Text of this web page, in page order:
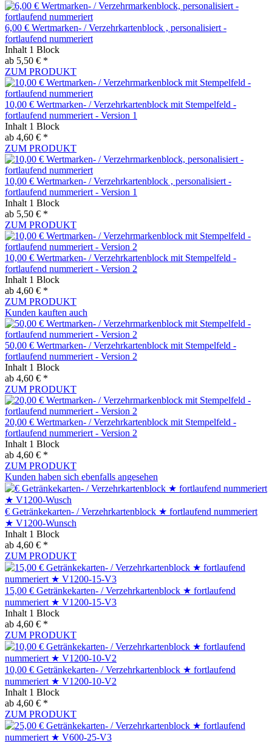
6,00 € Wertmarken- / Verzehrkartenblock , personalisiert -
fortlaufend nummeriert
Inhalt 1 Block
ab 5,50 € *
ZUM PRODUKT
10,00 € Wertmarken- / Verzehrkartenblock mit Stempelfeld -
fortlaufend nummeriert - Version 1
Inhalt 1 Block
ab 4,60 € *
ZUM PRODUKT
10,00 € Wertmarken- / Verzehrkartenblock , personalisiert -
fortlaufend nummeriert - Version 1
Inhalt 1 Block
ab 5,50 € *
ZUM PRODUKT
10,00 € Wertmarken- / Verzehrkartenblock mit Stempelfeld -
fortlaufend nummeriert - Version 2
Inhalt 1 Block
ab 4,60 € *
ZUM PRODUKT
Kunden kauften auch
50,00 € Wertmarken- / Verzehrkartenblock mit Stempelfeld -
fortlaufend nummeriert - Version 2
Inhalt 1 Block
ab 4,60 € *
ZUM PRODUKT
20,00 € Wertmarken- / Verzehrkartenblock mit Stempelfeld -
fortlaufend nummeriert - Version 2
Inhalt 1 Block
ab 4,60 € *
ZUM PRODUKT
Kunden haben sich ebenfalls angesehen
€ Getränkekarten- / Verzehrkartenblock ★ fortlaufend nummeriert
★ V1200-Wunsch
Inhalt 1 Block
ab 4,60 € *
ZUM PRODUKT
15,00 € Getränkekarten- / Verzehrkartenblock ★ fortlaufend
nummeriert ★ V1200-15-V3
Inhalt 1 Block
ab 4,60 € *
ZUM PRODUKT
10,00 € Getränkekarten- / Verzehrkartenblock ★ fortlaufend
nummeriert ★ V1200-10-V2
Inhalt 1 Block
ab 4,60 € *
ZUM PRODUKT